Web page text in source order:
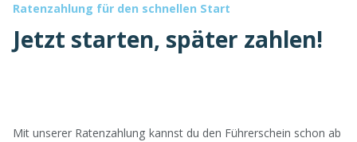
Ratenzahlung für den schnellen Start
Jetzt starten, später zahlen!
Mit unserer Ratenzahlung kannst du den Führerschein schon ab